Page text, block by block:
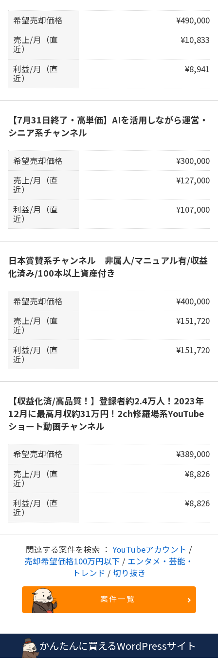
希望売却価格
¥490,000
売上/月（直
近）
¥10,833
利益/月（直
近）
¥8,941
【7月31日終了・高単価】AIを活用しながら運営・
シニア系チャンネル
希望売却価格
¥300,000
売上/月（直
近）
¥127,000
利益/月（直
近）
¥107,000
日本賞賛系チャンネル 非属人/マニュアル有/収益
化済み/100本以上資産付き
希望売却価格
¥400,000
売上/月（直
近）
¥151,720
利益/月（直
近）
¥151,720
【収益化済/高品質！】登録者約2.4万人！2023年
12月に最高月収約31万円！2ch修羅場系YouTube
ショート動画チャンネル
希望売却価格
¥389,000
売上/月（直
近）
¥8,826
利益/月（直
近）
¥8,826
関連する案件を検索 ： YouTubeアカウント /
売却希望価格100万円以下 / エンタメ・芸能・
トレンド / 切り抜き
案件一覧
かんたんに買えるWordPressサイト